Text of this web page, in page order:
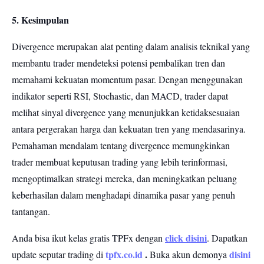
5. Kesimpulan
Divergence merupakan alat penting dalam analisis teknikal yang
membantu trader mendeteksi potensi pembalikan tren dan
memahami kekuatan momentum pasar. Dengan menggunakan
indikator seperti RSI, Stochastic, dan MACD, trader dapat
melihat sinyal divergence yang menunjukkan ketidaksesuaian
antara pergerakan harga dan kekuatan tren yang mendasarinya.
Pemahaman mendalam tentang divergence memungkinkan
trader membuat keputusan trading yang lebih terinformasi,
mengoptimalkan strategi mereka, dan meningkatkan peluang
keberhasilan dalam menghadapi dinamika pasar yang penuh
tantangan.
Anda bisa ikut kelas gratis TPFx denganclick disini. Dapatkan
update seputar trading ditpfx.co.id.Buka akun demonyadisini